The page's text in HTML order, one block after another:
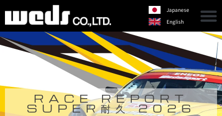
Japanese
English
RACE REPORT
SUPER耐久 2026